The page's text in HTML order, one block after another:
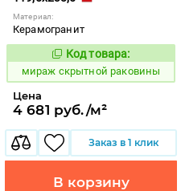
Материал:
Керамогранит
995703
Код товара:
мираж скрытной раковины
Цена
4 681 руб./м²
Заказ в 1 клик
В корзину